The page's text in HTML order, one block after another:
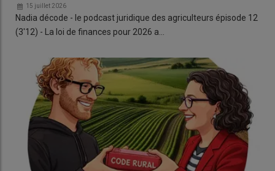
15 juillet 2026
Nadia décode - le podcast juridique des agriculteurs épisode 12
(3'12) - La loi de finances pour 2026 a…